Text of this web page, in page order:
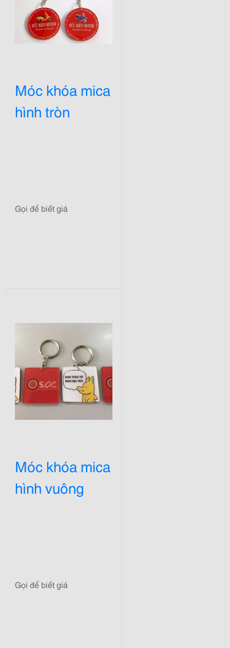
Móc khóa mica
hình tròn
Gọi để biết giá
Móc khóa mica
hình vuông
Gọi để biết giá